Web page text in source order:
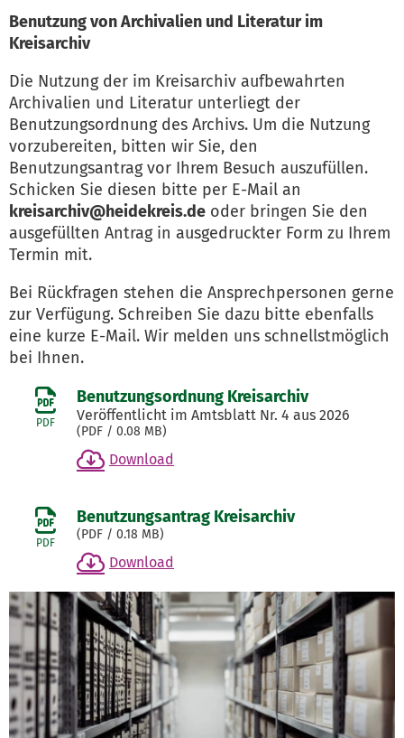
Benutzung von Archivalien und Literatur im
Kreisarchiv
Die Nutzung der im Kreisarchiv aufbewahrten
Archivalien und Literatur unterliegt der
Benutzungsordnung des Archivs. Um die Nutzung
vorzubereiten, bitten wir Sie, den
Benutzungsantrag vor Ihrem Besuch auszufüllen.
Schicken Sie diesen bitte per E-Mail an
kreisarchiv@heidekreis.de oder bringen Sie den
ausgefüllten Antrag in ausgedruckter Form zu Ihrem
Termin mit.
Bei Rückfragen stehen die Ansprechpersonen gerne
zur Verfügung. Schreiben Sie dazu bitte ebenfalls
eine kurze E-Mail. Wir melden uns schnellstmöglich
bei Ihnen.
PDF
Benutzungsordnung Kreisarchiv
Veröffentlicht im Amtsblatt Nr. 4 aus 2026
(PDF / 0.08 MB)
Download
PDF
Benutzungsantrag Kreisarchiv
(PDF / 0.18 MB)
Download